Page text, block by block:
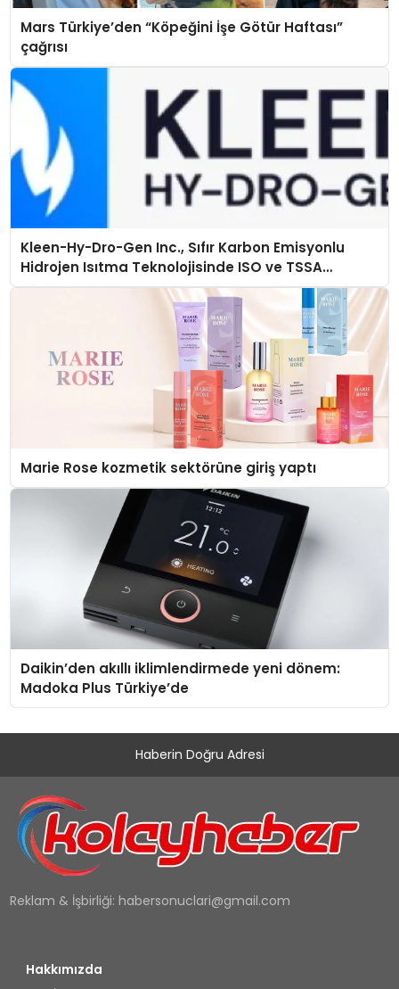
Mars Türkiye’den “Köpeğini İşe Götür Haftası”
çağrısı
Kleen-Hy-Dro-Gen Inc., Sıfır Karbon Emisyonlu
Hidrojen Isıtma Teknolojisinde ISO ve TSSA
Düzenleyici Onaylarını Aldı
Marie Rose kozmetik sektörüne giriş yaptı
Daikin’den akıllı iklimlendirmede yeni dönem:
Madoka Plus Türkiye’de
Haberin Doğru Adresi
Reklam & İşbirliği: habersonuclari@gmail.com
Hakkımızda